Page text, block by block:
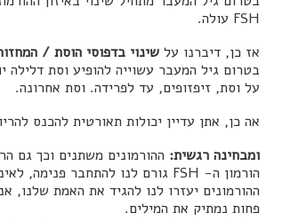
FSH עולה.
אז כן, דיברנו על שינוי בדפוסי הוסת /
בטרום גיל המעבר עשוייה להופיע וסת דלילה
על וסת, זיפזופים, עד לפרידה. וסת אחרונה.
אה כן, אתן עדיין יכולות תאורטית להכנס
ומבחינה רגשית: ההורמונים משתנים וכך גם
הורמון ה- FSH גורם לנו להתחבר פנימה, לאינטואיציה.
ההורמונים יעזרו לנו להגיד את האמת שלנו,
פחות נמתיק את המילים.